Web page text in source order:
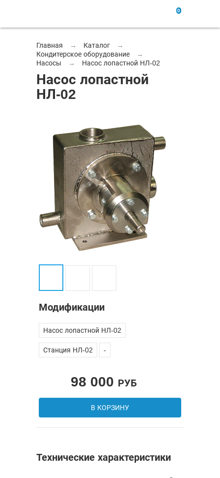
0
Главная → Каталог
→
Кондитерское оборудование
→
Насосы
→ Насос лопастной НЛ-02
Насос лопастной
НЛ-02
Модификации
Насос лопастной НЛ-02
Станция НЛ-02 -
98 000 РУБ
В КОРЗИНУ
Технические характеристики